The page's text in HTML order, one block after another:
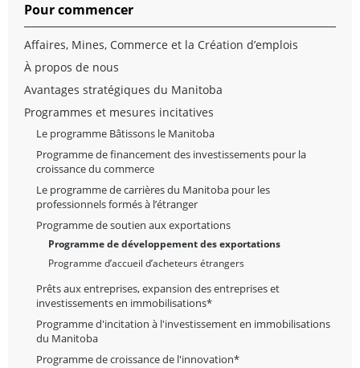
Pour commencer
Affaires, Mines, Commerce et la Création d’emplois
À propos de nous
Avantages stratégiques du Manitoba
Programmes et mesures incitatives
Le programme Bâtissons le Manitoba
Programme de financement des investissements pour la
croissance du commerce
Le programme de carrières du Manitoba pour les
professionnels formés à l’étranger
Programme de soutien aux exportations
Programme de développement des exportations
Programme d’accueil d’acheteurs étrangers
Prêts aux entreprises, expansion des entreprises et
investissements en immobilisations*
Programme d'incitation à l'investissement en immobilisations
du Manitoba
Programme de croissance de l'innovation*